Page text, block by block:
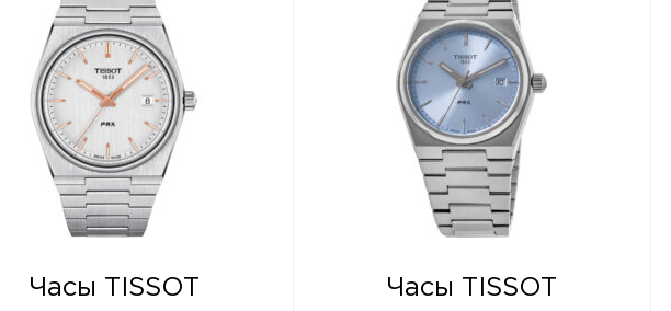
Часы TISSOT
Часы TISSOT